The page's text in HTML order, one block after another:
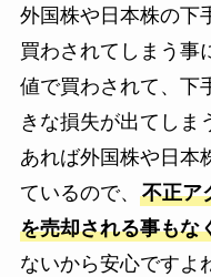
外国株や日本株の下
買わされてしまう事
値で買わされて、下
きな損失が出てしま
あれば外国株や日本
ているので、 不正ア
を売却される事もな
ないから安心ですよ